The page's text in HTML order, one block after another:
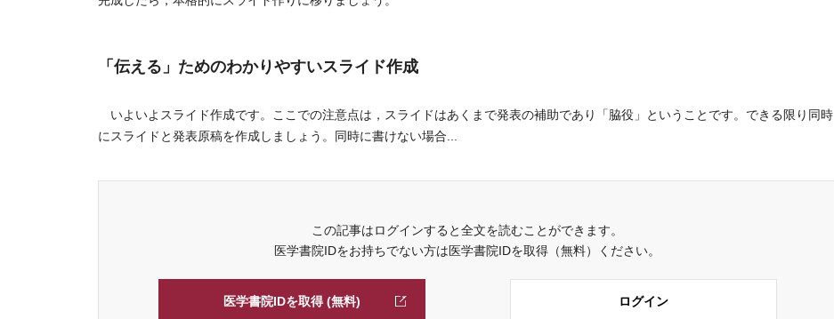
「伝える」ためのわかりやすいスライド作成
いよいよスライド作成です。ここでの注意点は，スライドはあくまで発表の補助であり「脇役」ということです。できる限り同時
にスライドと発表原稿を作成しましょう。同時に書けない場合...
この記事はログインすると全文を読むことができます。
医学書院IDをお持ちでない方は医学書院IDを取得（無料）ください。
医学書院IDを取得 (無料) ログイン